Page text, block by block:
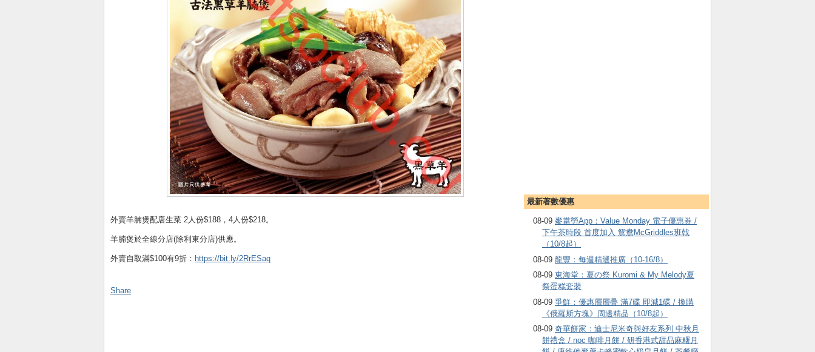
最新著數優惠
08-09 麥當勞App：Value Monday 電子優惠券 /
下午茶時段 首度加入 鴛鴦McGriddles班戟
（10/8起）
08-09 龍豐：每週精選推廣（10-16/8）
08-09 東海堂：夏の祭 Kuromi & My Melody夏
祭蛋糕套裝
08-09 爭鮮：優惠層層疊 滿7碟 即減1碟 / 換購
《俄羅斯方塊》周邊精品（10/8起）
08-09 奇華餅家：迪士尼米奇與好友系列 中秋月
餅禮盒 / noc 咖啡月餅 / 研香港式甜品麻糬月
外賣羊腩煲配唐生菜 2人份$188，4人份$218。
羊腩煲於全線分店(除利東分店)供應。
外賣自取滿$100有9折： https://bit.ly/2RrESaq
Share